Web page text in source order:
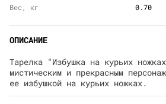
Вес, кг
0.70
ОПИСАНИЕ
Тарелка "Избушка на курьих
мистическим и прекрасным
ее избушкой на курьих ножках.